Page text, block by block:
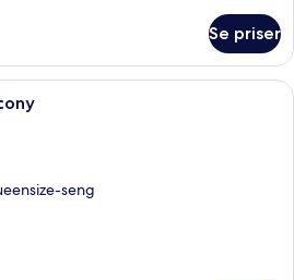
Se priser
Et hotelværelse med en seng, en
seng